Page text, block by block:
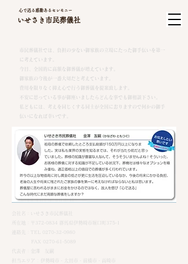
いせさき市民葬儀社
心で送る感動あるセレモニー
市民葬儀社では、負担の少ない御家族の立場にたった御手伝いを第一
に考えています。
今日、全国的に高額な御葬儀が増えています。
御家族の今後が一番大切だと考えています。
費用を限りなく抑え心で行う御葬儀を提案致します。
不安に思っている事が御座いましたらどんな事でも御相談下さい。
私どもには、考えを同じくする同士が全国におりますので何かの御手
伝いになれば幸いです。
会社名：いせさき市民葬儀社
所在地：〒372-0834 群馬県伊勢崎市堀口町375-1
連絡先：TEL
0270-32-0980
FAX
0270-61-5089
代表者：金澤 友嗣
担当エリア : 伊勢崎市・太田市・前橋市・高崎市